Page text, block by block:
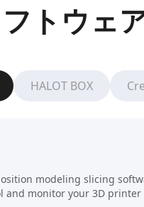
トウェ
HALOT BOX
modeling slicing
and monitor your 3D